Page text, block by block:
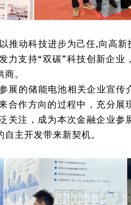
推动科技进步为己任,向高新
力支持“双碳”科技创新企业
。
展的储能电池相关企业宣传
合作方向的过程中，充分展
关注，成为本次金融企业参
主开发带来新契机。